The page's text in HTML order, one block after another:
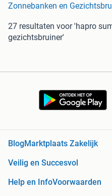
Zonnebanken en
27 resultaten voor 'hapro
gezichtsbruiner'
Blog Marktplaats Zakelijk
Veilig en Succesvol
Help en InfoVoorwaarden